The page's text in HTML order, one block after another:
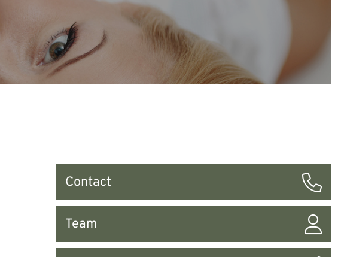
naar
Contact
Team